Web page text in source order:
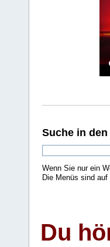
Suche in den
Wenn Sie nur ein
Die Menüs sind auf
Du